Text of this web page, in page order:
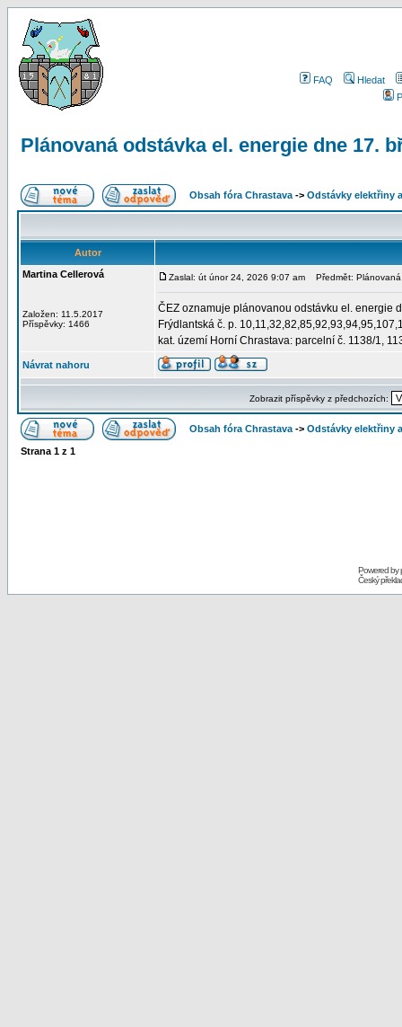
FAQ
Hledat
Plánovaná odstávka el. energie dne 17.
Obsah fóra Chrastava -> Odstávky elektřiny
Autor
Martina Cellerová
Založen: 11.5.2017
Příspěvky: 1466
Zaslal: út únor 24, 2026 9:07 am Předmět:
ČEZ oznamuje plánovanou odstávku el. energie
Frýdlantská č. p.
kat. území Horní Chrastava: parcelní č. 1138/1,
Návrat nahoru
Zobrazit příspěvky z předchozích:
Obsah fóra Chrastava -> Odstávky elektřiny
Strana 1 z 1
Powered by
Český